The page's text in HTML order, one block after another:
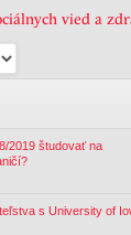
vied a
2019 študovať na
s University of